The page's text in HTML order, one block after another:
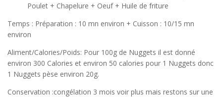
Poulet + Chapelure + Oeuf + Huile de friture
Temps : Préparation : 10 mn environ + Cuisson : 10/15 mn
environ
Aliment/Calories/Poids: Pour 100g de Nuggets il est donné
environ 300 Calories et environ 50 calories pour 1 Nuggets donc
1 Nuggets pèse environ 20g.
Conservation :congélation 3 mois voir plus mais restons sur une